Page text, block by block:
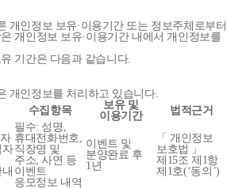
개인정보 보유·이용기간 또는 정보주체로부터
개인정보 보유·이용기간 내에서 개인정보를
기간은 다음과 같습니다.
개인정보를 처리하고 있습니다.
수집항목
보유 및
이용기간
법적근거
자
필수: 성명,
휴대전화번호,
직장명 및
주소, 사연 등
이벤트
응모정보 내역
이벤트 및
분양완료 후
1년
「 개인정보
보호법 」
제15조 제1항
제1호(‘동의’)